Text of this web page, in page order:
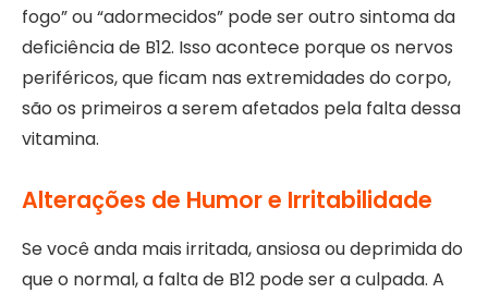
fogo” ou “adormecidos” pode ser outro sintoma da
deficiência de B12. Isso acontece porque os nervos
periféricos, que ficam nas extremidades do corpo,
são os primeiros a serem afetados pela falta dessa
vitamina.
Alterações de Humor e Irritabilidade
Se você anda mais irritada, ansiosa ou deprimida do
que o normal, a falta de B12 pode ser a culpada. A